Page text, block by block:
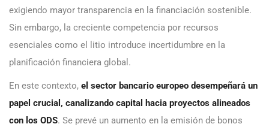
exigiendo mayor transparencia en la financiación sostenible.
Sin embargo, la creciente competencia por recursos
esenciales como el litio introduce incertidumbre en la
planificación financiera global.
En este contexto, el sector bancario europeo desempeñará un
papel crucial, canalizando capital hacia proyectos alineados
con los ODS. Se prevé un aumento en la emisión de bonos